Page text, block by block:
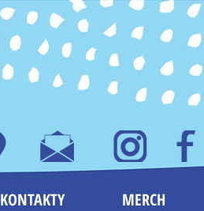
KONTAKTY MERCH